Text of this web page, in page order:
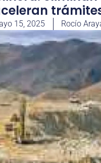
15, 2025 Rocío